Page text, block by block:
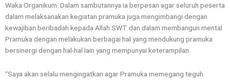
Waka Organikum. Dalam sambutannya ia berpesan agar seluruh peserta
dalam melaksanakan kegiatan pramuka juga mengimbangi dengan
kewajiban beribadah kepada Allah SWT dan dalam membangun mental
Pramuka dengan melakukan berbagai hal yang mendukung pramuka
bersinergi dengan hal-hal lain yang mempunyai keterampilan.
“Saya akan selalu mengingatkan agar Pramuka memegang teguh